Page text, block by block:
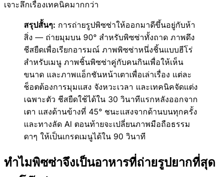
เจาะลึกเรื่องเทคนิคมากกว่า
สรุปสั้นๆ: การถ่ายรูปพิซซ่าให้ออกมาดีขึ้นอยู่กับห้า
สิ่ง — ถ่ายมุมบน 90° สำหรับพิซซ่าทั้งถาด ภาพดึง
ชีสยืดเพื่อเรียกอารมณ์ ภาพพิซซ่าหนึ่งชิ้นแบบฮีโร่
สำหรับเมนู ภาพชิ้นพิซซ่าคู่กับคนกินเพื่อให้เห็น
ขนาด และภาพแอ็กชันหน้าเตาเพื่อเล่าเรื่อง แต่ละ
ช็อตต้องการมุมแสง จังหวะเวลา และเทคนิคจัดแต่ง
เฉพาะตัว ชีสยืดใช้ได้ใน 30 วินาทีแรกหลังออกจาก
เตา แสงด้านข้างที่ 45° ชนะแสงจากด้านบนทุกครั้ง
และทางลัด AI ตอนท้ายจะเปลี่ยนภาพมือถือธรรม
ดาๆ ให้เป็นเกรดเมนูได้ใน 90 วินาที
ทำไมพิซซ่าจึงเป็นอาหารที่ถ่ายรูปยากที่สุด